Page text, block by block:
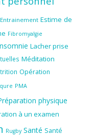
Entrainement Estime de
Fibromyalgie
Lacher prise
Méditation
Opération
PMA
physique
à un examen
Rugby Santé Santé